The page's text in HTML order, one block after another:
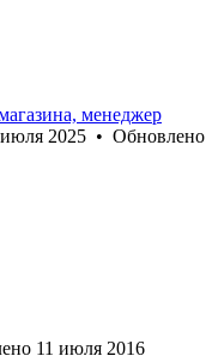
менеджер
2025 • Обновлено
11 июля 2016